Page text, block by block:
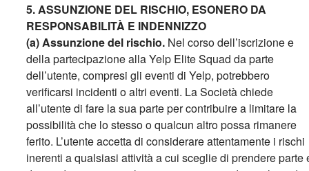
5. ASSUNZIONE DEL RISCHIO, ESONERO DA
RESPONSABILITÀ E INDENNIZZO
(a)Assunzione del rischio. Nel corso dell’iscrizione e
della partecipazione alla Yelp Elite Squad da parte
dell’utente, compresi gli eventi di Yelp, potrebbero
verificarsi incidenti o altri eventi. La Società chiede
all’utente di fare la sua parte per contribuire a limitare la
possibilità che lo stesso o qualcun altro possa rimanere
ferito. L’utente accetta di considerare attentamente i rischi
inerenti a qualsiasi attività a cui sceglie di prendere parte